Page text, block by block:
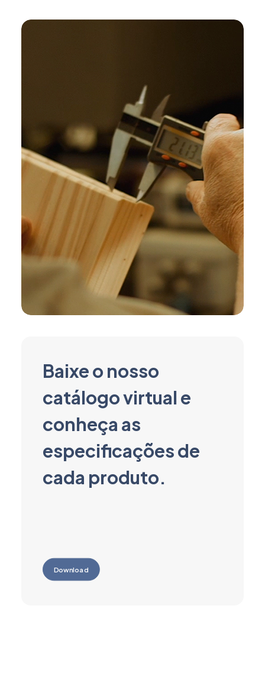
Baixe o nosso
catálogo virtual e
conheça as
especificações de
cada produto.
Download